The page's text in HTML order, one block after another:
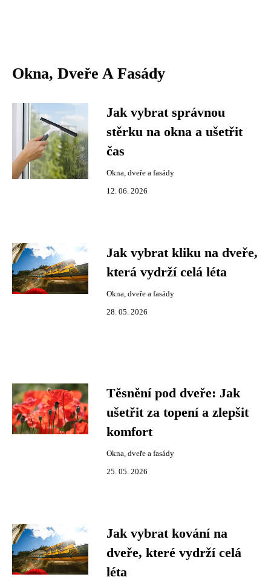
Okna, Dveře A Fasády
Jak vybrat správnou
stěrku na okna a ušetřit
čas
Okna, dveře a fasády
12. 06. 2026
Jak vybrat kliku na dveře,
která vydrží celá léta
Okna, dveře a fasády
28. 05. 2026
Těsnění pod dveře: Jak
ušetřit za topení a zlepšit
komfort
Okna, dveře a fasády
25. 05. 2026
Jak vybrat kování na
dveře, které vydrží celá
léta